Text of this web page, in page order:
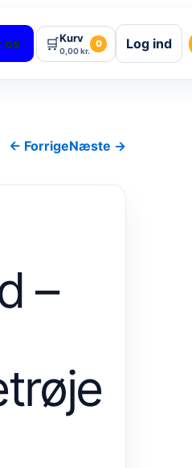
os 🛒Kurv
0,00kr.
0 Log ind
← ForrigeNæste →
–